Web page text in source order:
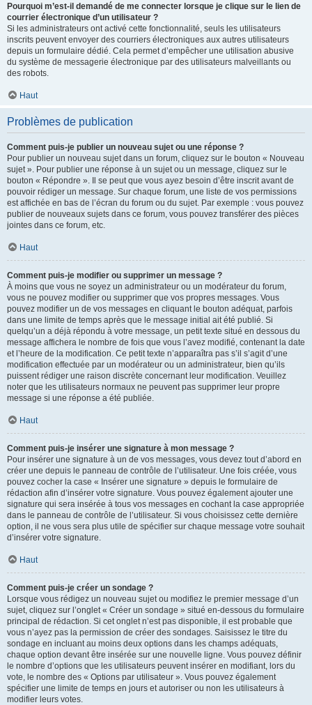
Pourquoi m’est-il demandé de me connecter lorsque je clique sur le lien de
courrier électronique d’un utilisateur ?
Si les administrateurs ont activé cette fonctionnalité, seuls les utilisateurs
inscrits peuvent envoyer des courriers électroniques aux autres utilisateurs
depuis un formulaire dédié. Cela permet d’empêcher une utilisation abusive
du système de messagerie électronique par des utilisateurs malveillants ou
des robots.
Haut
Problèmes de publication
Comment puis-je publier un nouveau sujet ou une réponse ?
Pour publier un nouveau sujet dans un forum, cliquez sur le bouton « Nouveau
sujet ». Pour publier une réponse à un sujet ou un message, cliquez sur le
bouton « Répondre ». Il se peut que vous ayez besoin d’être inscrit avant de
pouvoir rédiger un message. Sur chaque forum, une liste de vos permissions
est affichée en bas de l’écran du forum ou du sujet. Par exemple : vous pouvez
publier de nouveaux sujets dans ce forum, vous pouvez transférer des pièces
jointes dans ce forum, etc.
Haut
Comment puis-je modifier ou supprimer un message ?
À moins que vous ne soyez un administrateur ou un modérateur du forum,
vous ne pouvez modifier ou supprimer que vos propres messages. Vous
pouvez modifier un de vos messages en cliquant le bouton adéquat, parfois
dans une limite de temps après que le message initial ait été publié. Si
quelqu’un a déjà répondu à votre message, un petit texte situé en dessous du
message affichera le nombre de fois que vous l’avez modifié, contenant la date
et l’heure de la modification. Ce petit texte n’apparaîtra pas s’il s’agit d’une
modification effectuée par un modérateur ou un administrateur, bien qu’ils
puissent rédiger une raison discrète concernant leur modification. Veuillez
noter que les utilisateurs normaux ne peuvent pas supprimer leur propre
message si une réponse a été publiée.
Haut
Comment puis-je insérer une signature à mon message ?
Pour insérer une signature à un de vos messages, vous devez tout d’abord en
créer une depuis le panneau de contrôle de l’utilisateur. Une fois créée, vous
pouvez cocher la case « Insérer une signature » depuis le formulaire de
rédaction afin d’insérer votre signature. Vous pouvez également ajouter une
signature qui sera insérée à tous vos messages en cochant la case appropriée
dans le panneau de contrôle de l’utilisateur. Si vous choisissez cette dernière
option, il ne vous sera plus utile de spécifier sur chaque message votre souhait
d’insérer votre signature.
Haut
Comment puis-je créer un sondage ?
Lorsque vous rédigez un nouveau sujet ou modifiez le premier message d’un
sujet, cliquez sur l’onglet « Créer un sondage » situé en-dessous du formulaire
principal de rédaction. Si cet onglet n’est pas disponible, il est probable que
vous n’ayez pas la permission de créer des sondages. Saisissez le titre du
sondage en incluant au moins deux options dans les champs adéquats,
chaque option devant être insérée sur une nouvelle ligne. Vous pouvez définir
le nombre d’options que les utilisateurs peuvent insérer en modifiant, lors du
vote, le nombre des « Options par utilisateur ». Vous pouvez également
spécifier une limite de temps en jours et autoriser ou non les utilisateurs à
modifier leurs votes.